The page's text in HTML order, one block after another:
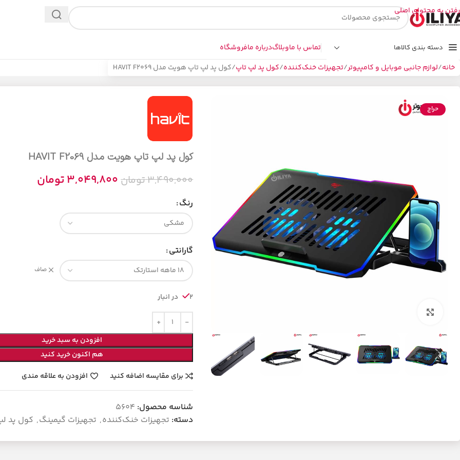
رفتن به محتوای اصلی
دسته بندی کالاها تماس با ماوبلاگدرباره مافروشگاه
خانه لوازم جانبی موبایل و کامپیوتر تجهیزات خنک‌کننده کول پد لپ تاپ کول پد لپ تاپ هویت مدل HAVIT F2069
حراج
کول پد لپ تاپ هویت مدل HAVIT F2069
3,490,000تومان 3,049,800تومان
رنگ
گارانتی
صاف
2 در انبار
افزودن به سبد خرید
هم اکنون خرید کنید
برای مقایسه اضافه کنید
افزودن به علاقه مندی
شناسه محصول: 5604
دسته: تجهیزات خنک‌کننده, تجهیزات گیمینگ, کول پد